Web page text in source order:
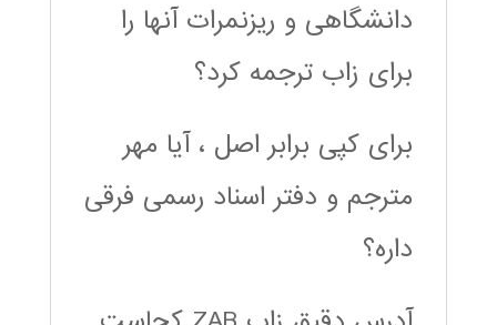
دانشگاهی و ریزنمرات آنها را
برای زاب ترجمه کرد؟
برای کپی برابر اصل ، آیا مهر
مترجم و دفتر اسناد رسمی فرقی
داره؟